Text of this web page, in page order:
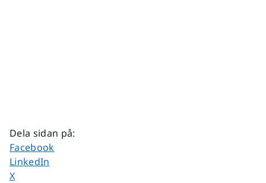
Dela sidan på:
Dela sidan på
Facebook
Dela sidan på
LinkedIn
Dela sidan på
X